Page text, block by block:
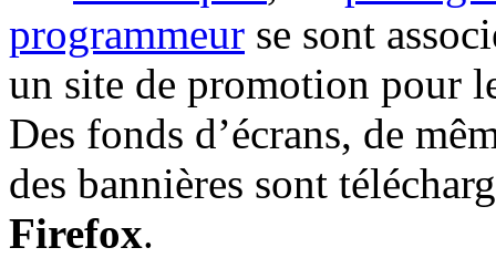
programmeur se sont
un site de promotion pour
Des fonds d’écrans, de
des bannières sont
Firefox.